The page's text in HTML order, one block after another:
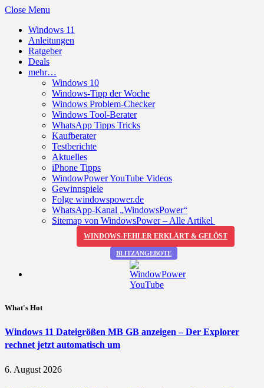
Close Menu
Windows 11
Anleitungen
Ratgeber
Deals
mehr…
Windows 10
Windows-Tipp der Woche
Windows Problem-Checker
Windows Tool-Berater
WhatsApp Tipps Tricks
Kaufberater
Testberichte
Aktuelles
iPhone Tipps
WindowPower YouTube Videos
Gewinnspiele
Folge windowspower.de
WhatsApp-Kanal „WindowsPower“
Sitemap von WindowsPower – Alle Artikel
WINDOWS-FEHLER ERKLÄRT & GELÖST
BLITZANGEBOTE
What's Hot
Windows 11 Dateigrößen MB GB anzeigen – Der Explorer
rechnet jetzt automatisch um
6. August 2026